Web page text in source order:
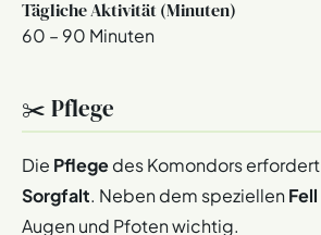
Tägliche Aktivität (Minuten)
60 – 90 Minuten
✂️ Pflege
Die Pflegedes Komondors erfordert
Sorgfalt. Neben dem speziellenFell
Augen und Pfoten wichtig.